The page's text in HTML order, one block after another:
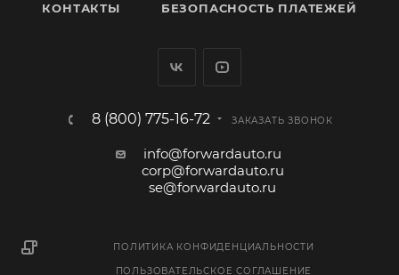
КОНТАКТЫ БЕЗОПАСНОСТЬ ПЛАТЕЖЕЙ
8 (800) 775-16-72 ЗАКАЗАТЬ ЗВОНОК
info@forwardauto.ru
corp@forwardauto.ru
se@forwardauto.ru
ПОЛИТИКА КОНФИДЕНЦИАЛЬНОСТИ
ПОЛЬЗОВАТЕЛЬСКОЕ СОГЛАШЕНИЕ